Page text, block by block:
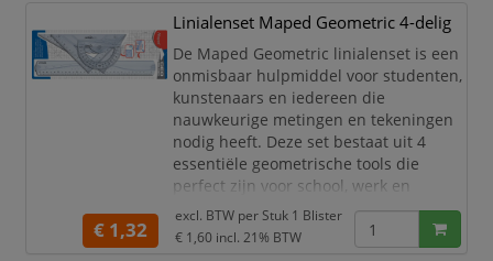
mee naar werk en/of school kunt
nemen.
Linialenset Maped Geometric 4-delig
De Maped Geometric linialenset is een
onmisbaar hulpmiddel voor studenten,
kunstenaars en iedereen die
nauwkeurige metingen en tekeningen
nodig heeft. Deze set bestaat uit 4
essentiële geometrische tools die
perfect zijn voor school, werk en
creatief gebruik.
Gemaakt van duurzaam en doorzichtig
€ 1,32
excl. BTW per Stuk 1 Blister
€ 1,60 incl. 21% BTW